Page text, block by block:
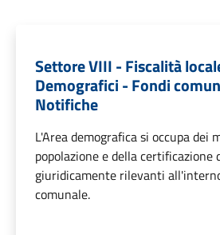
Settore VIII - Fiscalità
Demografici - Fondi
Notifiche
L'Area demografica si occupa dei
popolazione e della certificazione
giuridicamente rilevanti
comunale.